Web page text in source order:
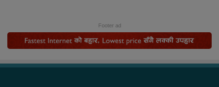
Footer ad